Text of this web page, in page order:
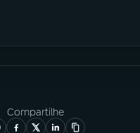
Compartilhe